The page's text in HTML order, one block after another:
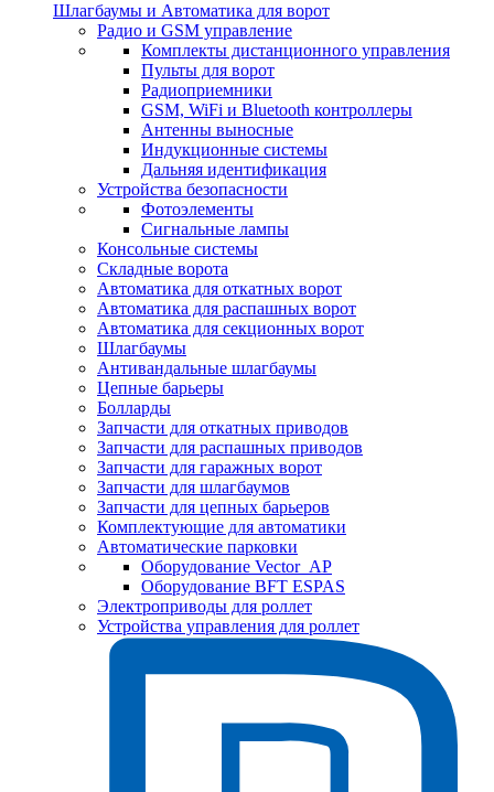
Шлагбаумы и Автоматика для ворот
Радио и GSM управление
Комплекты дистанционного управления
Пульты для ворот
Радиоприемники
GSM, WiFi и Bluetooth контроллеры
Антенны выносные
Индукционные системы
Дальняя идентификация
Устройства безопасности
Фотоэлементы
Сигнальные лампы
Консольные системы
Складные ворота
Автоматика для откатных ворот
Автоматика для распашных ворот
Автоматика для секционных ворот
Шлагбаумы
Антивандальные шлагбаумы
Цепные барьеры
Болларды
Запчасти для откатных приводов
Запчасти для распашных приводов
Запчасти для гаражных ворот
Запчасти для шлагбаумов
Запчасти для цепных барьеров
Комплектующие для автоматики
Автоматические парковки
Оборудование Vector_AP
Оборудование BFT ESPAS
Электроприводы для роллет
Устройства управления для роллет